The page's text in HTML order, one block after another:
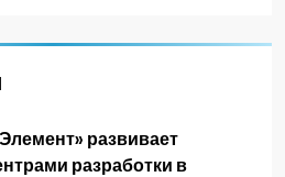
развивает
разработки в